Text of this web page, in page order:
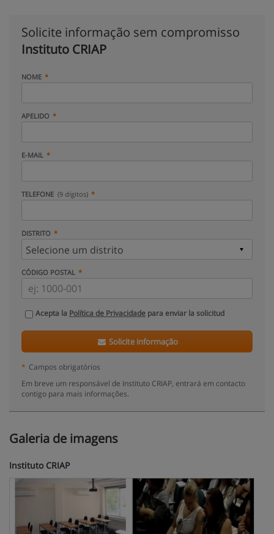
Solicite informação sem compromisso
Instituto CRIAP
NOME
APELIDO
E-MAIL
TELEFONE (9 dígitos)
DISTRITO
CÓDIGO POSTAL
Acepta la Política de Privacidade para enviar la solicitud
Solicite informação
* Campos obrigatórios
Em breve um responsável de Instituto CRIAP, entrará em contacto
contigo para mais informações.
Galeria de imagens
Instituto CRIAP